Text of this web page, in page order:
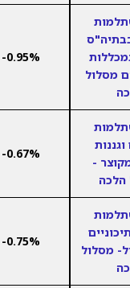
מסלול
-0.95%
-
הלכה
-0.67%
מסלול
-0.75%